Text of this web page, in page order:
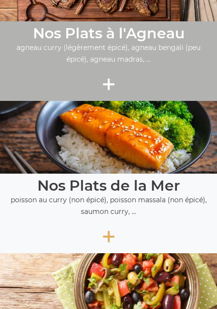
Nos Plats à l'Agneau
agneau curry (légèrement épicé), agneau bengali (peu
épicé), agneau madras, ...
+
Nos Plats de la Mer
poisson au curry (non épicé), poisson massala (non épicé),
saumon curry, ...
+